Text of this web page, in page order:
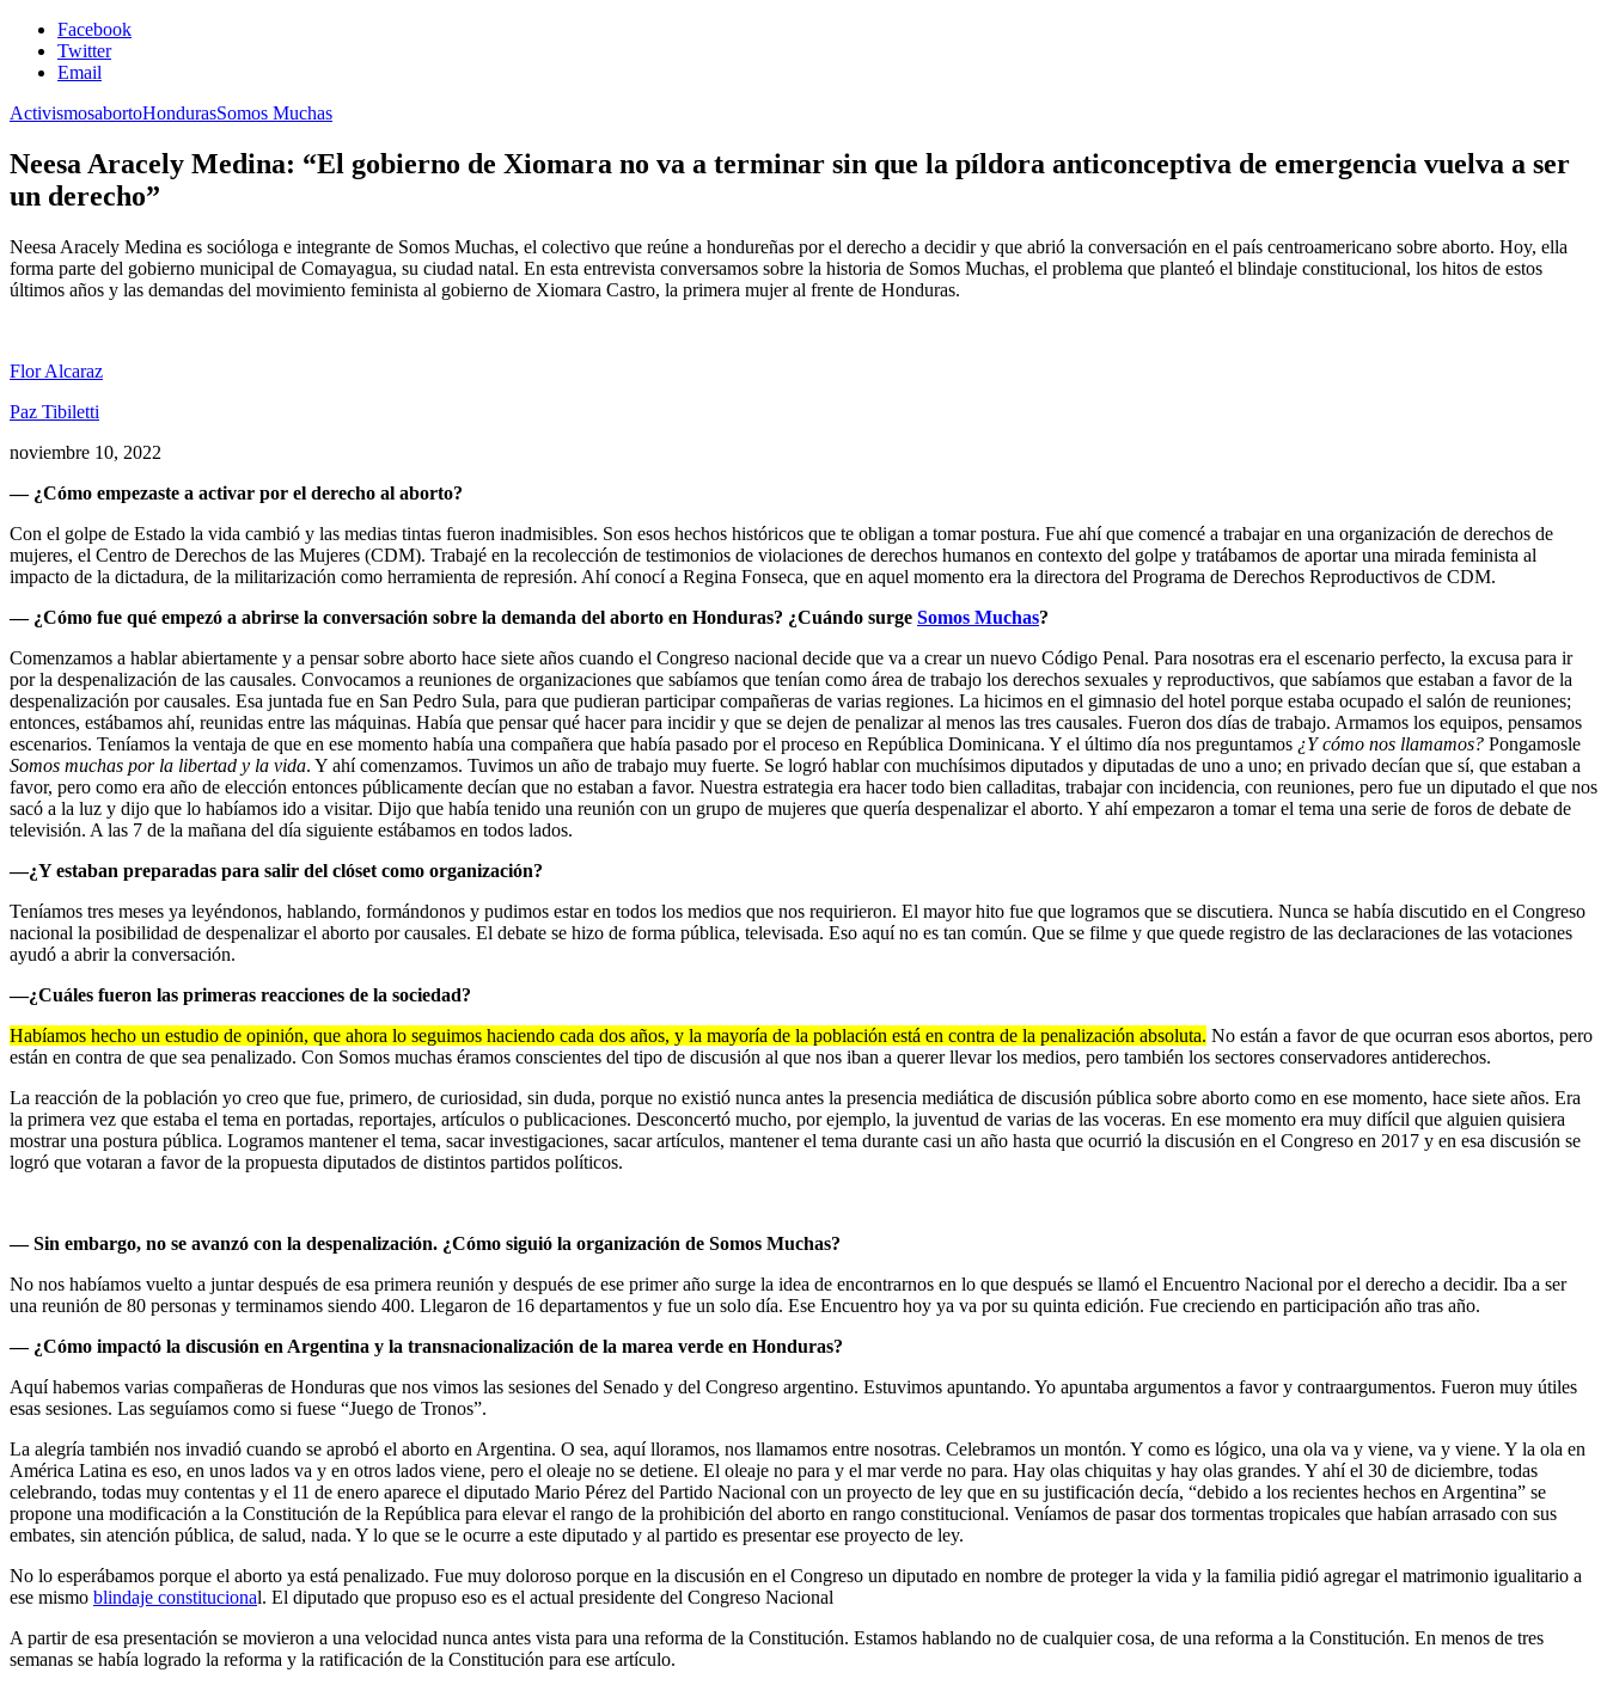
Facebook
Twitter
Email
ActivismosabortoHondurasSomos Muchas
Neesa Aracely Medina: “El gobierno de Xiomara no va a terminar sin que la píldora anticonceptiva de emergencia vuelva a ser
un derecho”
Neesa Aracely Medina es socióloga e integrante de Somos Muchas, el colectivo que reúne a hondureñas por el derecho a decidir y que abrió la conversación en el país centroamericano sobre aborto. Hoy, ella
forma parte del gobierno municipal de Comayagua, su ciudad natal. En esta entrevista conversamos sobre la historia de Somos Muchas, el problema que planteó el blindaje constitucional, los hitos de estos
últimos años y las demandas del movimiento feminista al gobierno de Xiomara Castro, la primera mujer al frente de Honduras.
Flor Alcaraz
Paz Tibiletti
noviembre 10, 2022
— ¿Cómo empezaste a activar por el derecho al aborto?
Con el golpe de Estado la vida cambió y las medias tintas fueron inadmisibles. Son esos hechos históricos que te obligan a tomar postura. Fue ahí que comencé a trabajar en una organización de derechos de
mujeres, el Centro de Derechos de las Mujeres (CDM). Trabajé en la recolección de testimonios de violaciones de derechos humanos en contexto del golpe y tratábamos de aportar una mirada feminista al
impacto de la dictadura, de la militarización como herramienta de represión. Ahí conocí a Regina Fonseca, que en aquel momento era la directora del Programa de Derechos Reproductivos de CDM.
— ¿Cómo fue qué empezó a abrirse la conversación sobre la demanda del aborto en Honduras? ¿Cuándo surge Somos Muchas?
Comenzamos a hablar abiertamente y a pensar sobre aborto hace siete años cuando el Congreso nacional decide que va a crear un nuevo Código Penal. Para nosotras era el escenario perfecto, la excusa para ir
por la despenalización de las causales. Convocamos a reuniones de organizaciones que sabíamos que tenían como área de trabajo los derechos sexuales y reproductivos, que sabíamos que estaban a favor de la
despenalización por causales. Esa juntada fue en San Pedro Sula, para que pudieran participar compañeras de varias regiones. La hicimos en el gimnasio del hotel porque estaba ocupado el salón de reuniones;
entonces, estábamos ahí, reunidas entre las máquinas. Había que pensar qué hacer para incidir y que se dejen de penalizar al menos las tres causales. Fueron dos días de trabajo. Armamos los equipos, pensamos
escenarios. Teníamos la ventaja de que en ese momento había una compañera que había pasado por el proceso en República Dominicana. Y el último día nos preguntamos ¿Y cómo nos llamamos? Pongamosle
Somos muchas por la libertad y la vida. Y ahí comenzamos. Tuvimos un año de trabajo muy fuerte. Se logró hablar con muchísimos diputados y diputadas de uno a uno; en privado decían que sí, que estaban a
favor, pero como era año de elección entonces públicamente decían que no estaban a favor. Nuestra estrategia era hacer todo bien calladitas, trabajar con incidencia, con reuniones, pero fue un diputado el que nos
sacó a la luz y dijo que lo habíamos ido a visitar. Dijo que había tenido una reunión con un grupo de mujeres que quería despenalizar el aborto. Y ahí empezaron a tomar el tema una serie de foros de debate de
televisión. A las 7 de la mañana del día siguiente estábamos en todos lados.
—¿Y estaban preparadas para salir del clóset como organización?
Teníamos tres meses ya leyéndonos, hablando, formándonos y pudimos estar en todos los medios que nos requirieron. El mayor hito fue que logramos que se discutiera. Nunca se había discutido en el Congreso
nacional la posibilidad de despenalizar el aborto por causales. El debate se hizo de forma pública, televisada. Eso aquí no es tan común. Que se filme y que quede registro de las declaraciones de las votaciones
ayudó a abrir la conversación.
—¿Cuáles fueron las primeras reacciones de la sociedad?
Habíamos hecho un estudio de opinión, que ahora lo seguimos haciendo cada dos años, y la mayoría de la población está en contra de la penalización absoluta. No están a favor de que ocurran esos abortos, pero
están en contra de que sea penalizado. Con Somos muchas éramos conscientes del tipo de discusión al que nos iban a querer llevar los medios, pero también los sectores conservadores antiderechos.
La reacción de la población yo creo que fue, primero, de curiosidad, sin duda, porque no existió nunca antes la presencia mediática de discusión pública sobre aborto como en ese momento, hace siete años. Era
la primera vez que estaba el tema en portadas, reportajes, artículos o publicaciones. Desconcertó mucho, por ejemplo, la juventud de varias de las voceras. En ese momento era muy difícil que alguien quisiera
mostrar una postura pública. Logramos mantener el tema, sacar investigaciones, sacar artículos, mantener el tema durante casi un año hasta que ocurrió la discusión en el Congreso en 2017 y en esa discusión se
logró que votaran a favor de la propuesta diputados de distintos partidos políticos.
— Sin embargo, no se avanzó con la despenalización. ¿Cómo siguió la organización de Somos Muchas?
No nos habíamos vuelto a juntar después de esa primera reunión y después de ese primer año surge la idea de encontrarnos en lo que después se llamó el Encuentro Nacional por el derecho a decidir. Iba a ser
una reunión de 80 personas y terminamos siendo 400. Llegaron de 16 departamentos y fue un solo día. Ese Encuentro hoy ya va por su quinta edición. Fue creciendo en participación año tras año.
— ¿Cómo impactó la discusión en Argentina y la transnacionalización de la marea verde en Honduras?
Aquí habemos varias compañeras de Honduras que nos vimos las sesiones del Senado y del Congreso argentino. Estuvimos apuntando. Yo apuntaba argumentos a favor y contraargumentos. Fueron muy útiles
esas sesiones. Las seguíamos como si fuese “Juego de Tronos”.
La alegría también nos invadió cuando se aprobó el aborto en Argentina. O sea, aquí lloramos, nos llamamos entre nosotras. Celebramos un montón. Y como es lógico, una ola va y viene, va y viene. Y la ola en
América Latina es eso, en unos lados va y en otros lados viene, pero el oleaje no se detiene. El oleaje no para y el mar verde no para. Hay olas chiquitas y hay olas grandes. Y ahí el 30 de diciembre, todas
celebrando, todas muy contentas y el 11 de enero aparece el diputado Mario Pérez del Partido Nacional con un proyecto de ley que en su justificación decía, “debido a los recientes hechos en Argentina” se
propone una modificación a la Constitución de la República para elevar el rango de la prohibición del aborto en rango constitucional. Veníamos de pasar dos tormentas tropicales que habían arrasado con sus
embates, sin atención pública, de salud, nada. Y lo que se le ocurre a este diputado y al partido es presentar ese proyecto de ley.
No lo esperábamos porque el aborto ya está penalizado. Fue muy doloroso porque en la discusión en el Congreso un diputado en nombre de proteger la vida y la familia pidió agregar el matrimonio igualitario a
ese mismo blindaje constitucional. El diputado que propuso eso es el actual presidente del Congreso Nacional
A partir de esa presentación se movieron a una velocidad nunca antes vista para una reforma de la Constitución. Estamos hablando no de cualquier cosa, de una reforma a la Constitución. En menos de tres
semanas se había logrado la reforma y la ratificación de la Constitución para ese artículo.